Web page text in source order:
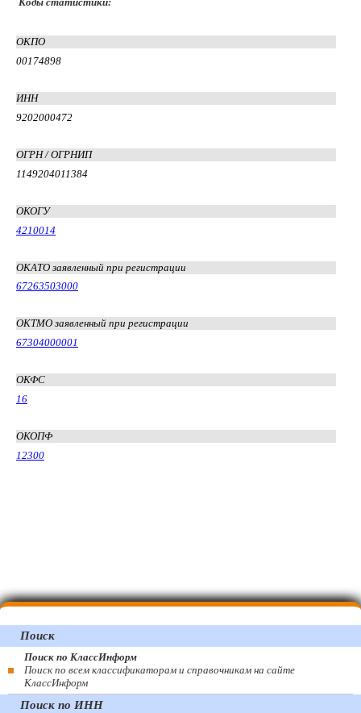
ОКПО
00174898
ИНН
9202000472
ОГРН / ОГРНИП
1149204011384
ОКОГУ
4210014
ОКАТО заявленный при регистрации
67263503000
ОКТМО заявленный при регистрации
67304000001
ОКФС
16
ОКОПФ
12300
Поиск
Поиск по КлассИнформ
Поиск по всем классификаторам и справочникам на сайте
КлассИнформ
Поиск по ИНН